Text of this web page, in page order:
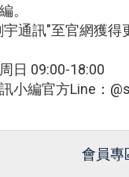
。
通訊"至官網獲得
日 09:00-18:00
小編官方Line：
會員專